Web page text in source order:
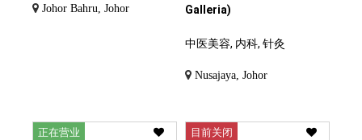
Johor Bahru, Johor
Galleria)
中医美容, 内科, 针灸
Nusajaya, Johor
正在营业 目前关闭